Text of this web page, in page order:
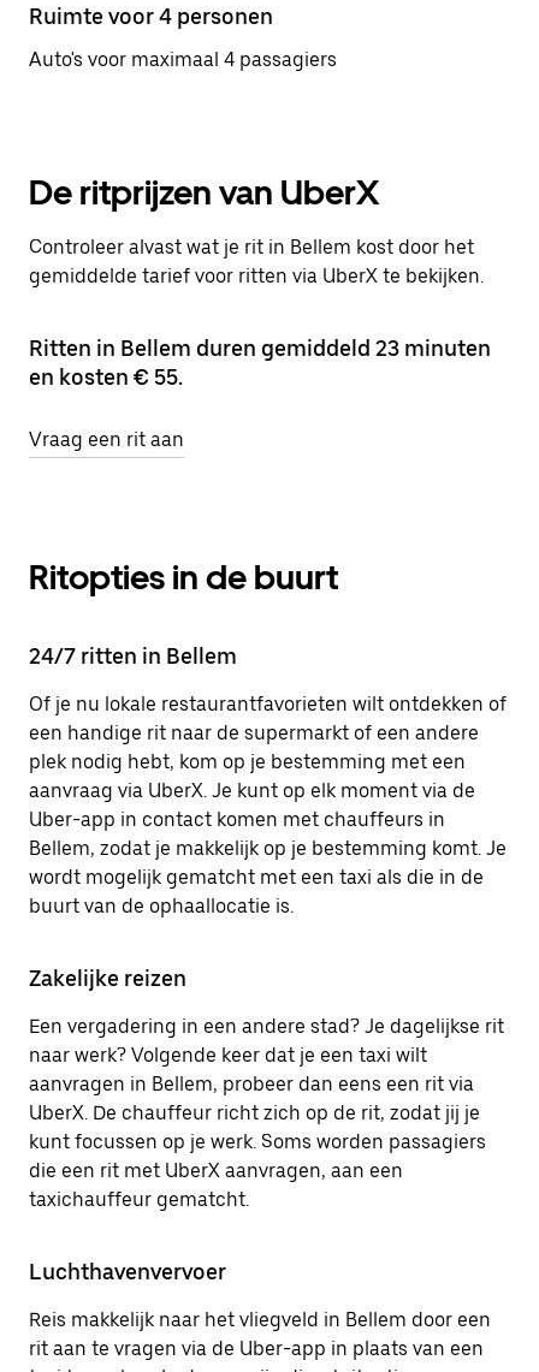
Ruimte voor 4 personen
Auto's voor maximaal 4 passagiers
De ritprijzen van UberX
Controleer alvast wat je rit in Bellem kost door het
gemiddelde tarief voor ritten via UberX te bekijken.
Ritten in Bellem duren gemiddeld 23 minuten
en kosten € 55.
Vraag een rit aan
Ritopties in de buurt
24/7 ritten in Bellem
Of je nu lokale restaurantfavorieten wilt ontdekken of
een handige rit naar de supermarkt of een andere
plek nodig hebt, kom op je bestemming met een
aanvraag via UberX. Je kunt op elk moment via de
Uber-app in contact komen met chauffeurs in
Bellem, zodat je makkelijk op je bestemming komt. Je
wordt mogelijk gematcht met een taxi als die in de
buurt van de ophaallocatie is.
Zakelijke reizen
Een vergadering in een andere stad? Je dagelijkse rit
naar werk? Volgende keer dat je een taxi wilt
aanvragen in Bellem, probeer dan eens een rit via
UberX. De chauffeur richt zich op de rit, zodat jij je
kunt focussen op je werk. Soms worden passagiers
die een rit met UberX aanvragen, aan een
taxichauffeur gematcht.
Luchthavenvervoer
Reis makkelijk naar het vliegveld in Bellem door een
rit aan te vragen via de Uber-app in plaats van een